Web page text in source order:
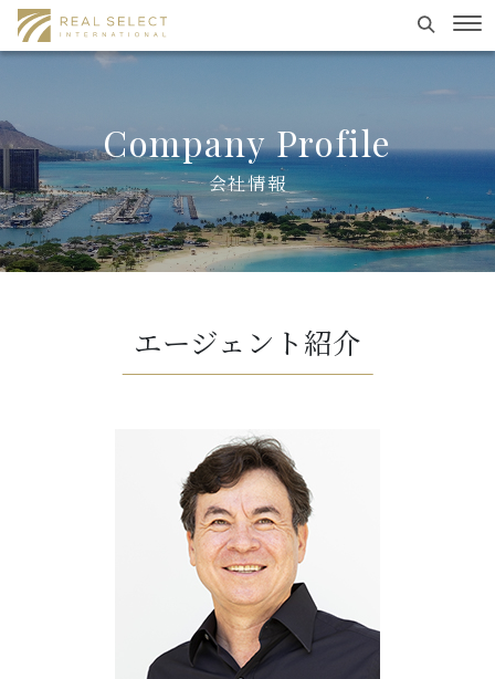
Skip
content
Search
Company Profile
会社情報
エージェント紹介